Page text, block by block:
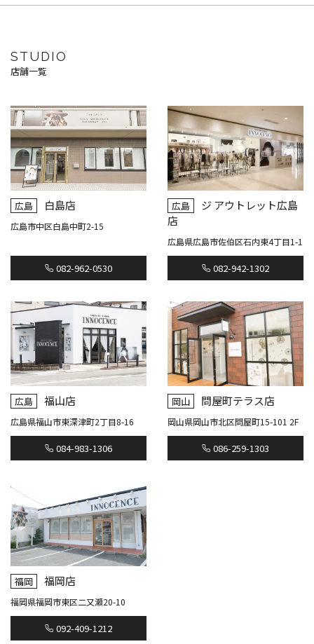
STUDIO
店舗一覧
広島 白島店
広島市中区白島中町2-15
082-962-0530
広島
ジ アウトレット広島
店
広島県広島市佐伯区石内東4丁目1-1
082-942-1302
広島 福山店
広島県福山市東深津町2丁目8-16
084-983-1306
岡山 問屋町テラス店
岡山県岡山市北区問屋町15-101 2F
086-259-1303
福岡 福岡店
福岡県福岡市東区二又瀬20-10
092-409-1212